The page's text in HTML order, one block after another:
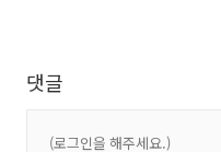
댓글